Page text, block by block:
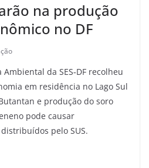
na produção
no DF
da SES‑DF recolheu
em residência no Lago Sul
e produção do soro
pode causar
pelo SUS.